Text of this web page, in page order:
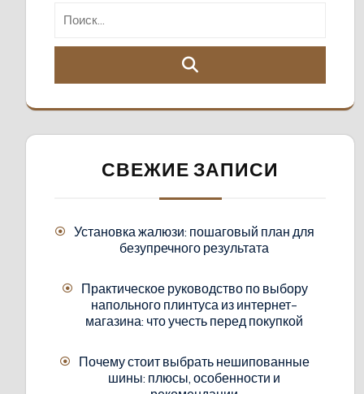
СВЕЖИЕ ЗАПИСИ
Установка жалюзи: пошаговый план для
безупречного результата
Практическое руководство по выбору
напольного плинтуса из интернет-
магазина: что учесть перед покупкой
Почему стоит выбрать нешипованные
шины: плюсы, особенности и